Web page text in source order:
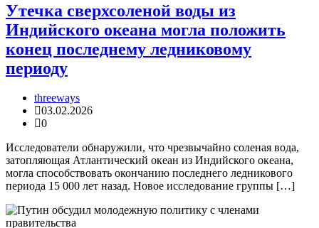
Утечка сверхсоленой воды из
Индийского океана могла положить
конец последнему ледниковому
периоду
threeways
03.02.2026
0
Исследователи обнаружили, что чрезвычайно соленая вода,
затопляющая Атлантический океан из Индийского океана,
могла способствовать окончанию последнего ледникового
периода 15 000 лет назад. Новое исследование группы […]